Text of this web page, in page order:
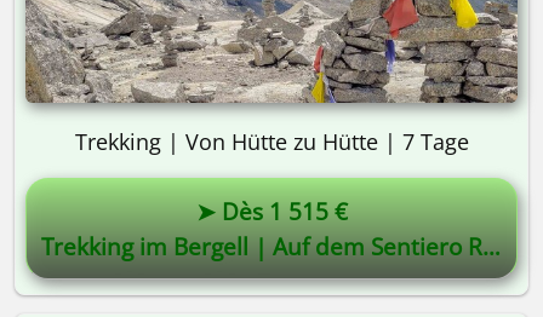
Trekking | Von Hütte zu Hütte | 7 Tage
➤ Dès 1 515 €
Trekking im Bergell | Auf dem Sentiero Roma